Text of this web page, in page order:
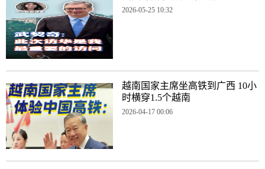
2026-05-25 10:32
越南国家主席坐高铁到广西 10小
时横穿1.5个越南
2026-04-17 00:06